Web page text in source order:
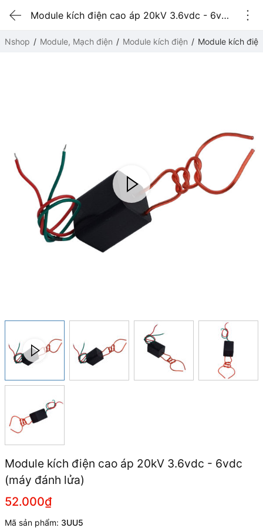
Module kích điện cao áp 20kV 3.6vdc - 6vdc (máy đánh lửa)
Nshop Module, Mạch điện Module kích điện Module kích
Module kích điện cao áp 20kV 3.6vdc - 6vdc
(máy đánh lửa)
52.000₫
Mã sản phẩm: 3UU5